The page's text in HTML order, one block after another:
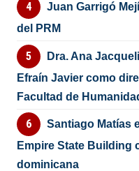
Juan Garrigó
del PRM
Dra. Ana
Efraín Javier como
Facultad de
Santiago Matías
Empire State Building
dominicana